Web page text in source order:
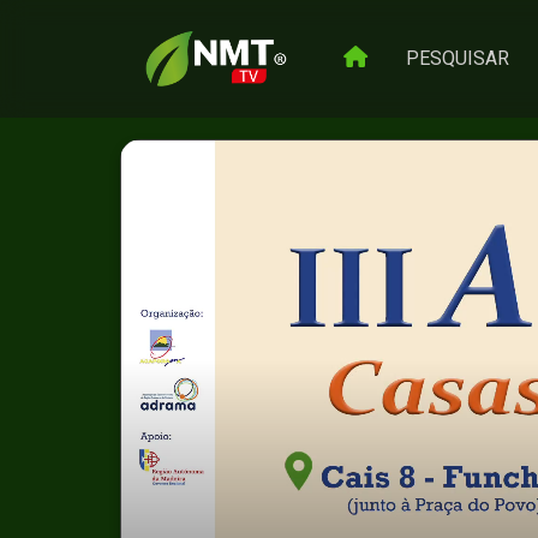
PESQUISAR